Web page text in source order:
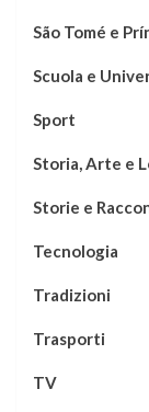
São Tomé e
Scuola e
Sport
Storia, Arte e
Storie e
Tecnologia
Tradizioni
Trasporti
TV